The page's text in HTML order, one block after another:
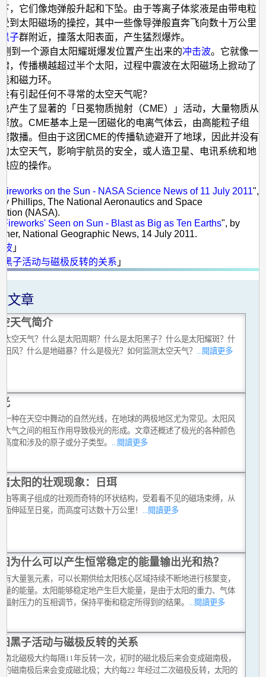
，它们像炮弹般升起和下坠。由于等离子体浆液是由带电粒
到太阳磁场的操控，其中一些像导弹般直奔飞向数十万公里
子群附近，撞落太阳表面，产生猛烈爆炸。
到一个源自太阳耀斑爆发位置产生出来的冲击波。它就像一
，传播横越超过半个太阳，过程中震波在太阳磁场上掀动了
和磁力环。
有引起任何不寻常的太空天气呢？
产生了显著的「日冕物质抛射（CME）」活动，大量物质从
放。CME基本上是一团磁化的电离气体云，由高能粒子组
散播。但由于这团CME的传播轨迹避开了地球，因此并没有
太空天气，影响宇航员的安全，或人造卫星、电讯系统和地
应的操作。
on the Sun - NASA Science News of 11 July 2011",
Phillips, The National Aeronautics and Space
(NASA).
Fireworks' Seen on Sun - Blast as Big as Ten Earths", by
National Geographic News, 14 July 2011.
波」
黑子活动与磁极反转的关系 」
文章
天气简介
太空天气？什么是太阳周期？什么是太阳黑子？什么是太阳耀斑？什
阳风？什么是地磁暴？什么是极光？如何监测太空天气？
...閱讀更多
一种在天空中舞动的自然光线，在地球的两极地区尤为常见。太阳风
大气之间的相互作用导致极光的形成。文章还概述了极光的各种颜色
高度和涉及的原子或分子类型。 ...閱讀更多
太阳的壮观现象：日珥
由等离子组成的壮观而奇特的环状结构，受着看不见的磁场束缚，从
面伸延至日冕，而高度可达数十万公里！ ...閱讀更多
为什么可以产生恒常稳定的能量输出光和热？
有大量氢元素，可以长期供给太阳核心区域持续不断地进行核聚变，
量的能量。太阳能够稳定地产生巨大能量，是由于太阳的重力、气体
辐射压力的互相调节，保持平衡和稳定所得到的结果。
...閱讀更多
黑子活动与磁极反转的关系
南北磁极大约每隔11年反转一次，初时的磁北极后来会变成磁南极，
的磁南极后来会变成磁北极；大约每22 年经过二次磁极反转，太阳的